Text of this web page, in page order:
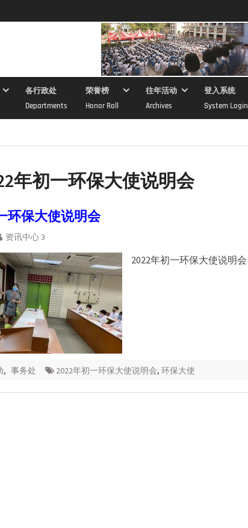
各行政处
Departments
荣誉榜
Honor Roll
往年活动
Archives
登入系统
System Login
年初一环保大使说明会
环保大使说明会
资讯中心 3
2022年初一环保大使说明会
, 事务处 2022年初一环保大使说明会, 环保大使